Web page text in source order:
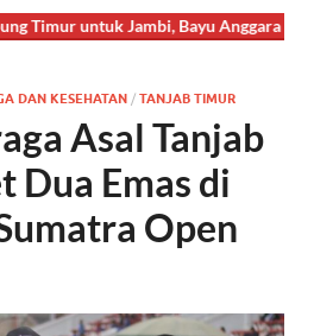
untuk Jambi, Bayu Anggara
DAN KESEHATAN / TANJAB TIMUR
Asal Tanjab
Dua Emas di
Open